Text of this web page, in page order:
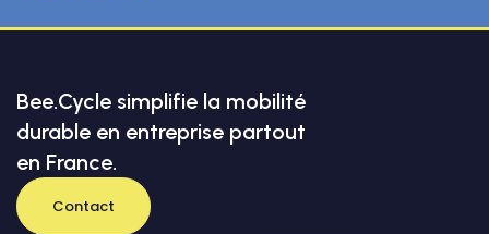
Bee.Cycle simplifie la mobilité
durable en entreprise partout
en France.
Contact